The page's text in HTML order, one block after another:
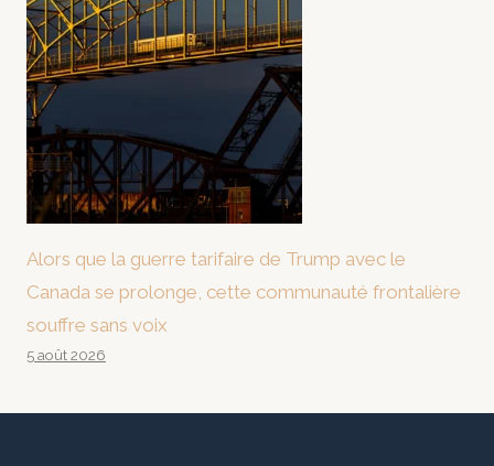
Alors que la guerre tarifaire de Trump avec le
Canada se prolonge, cette communauté frontalière
souffre sans voix
5 août 2026